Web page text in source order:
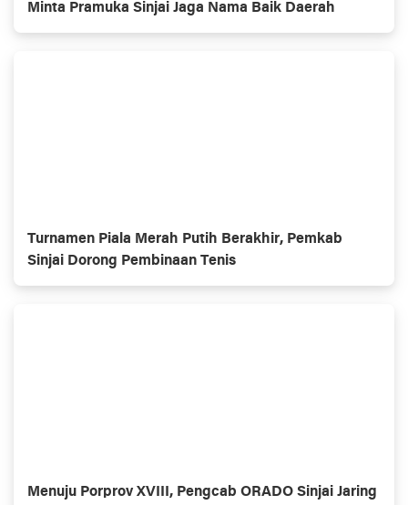
Minta Pramuka Sinjai Jaga Nama Baik Daerah
Turnamen Piala Merah Putih Berakhir, Pemkab
Sinjai Dorong Pembinaan Tenis
Menuju Porprov XVIII, Pengcab ORADO Sinjai Jaring